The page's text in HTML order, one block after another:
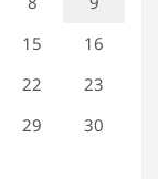
15
16
22
23
29
30